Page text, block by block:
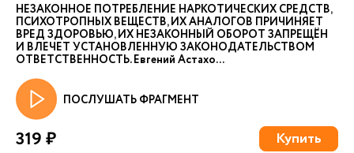
НЕЗАКОННОЕ ПОТРЕБЛЕНИЕ НАРКОТИЧЕСКИХ СРЕДСТВ,
ПСИХОТРОПНЫХ ВЕЩЕСТВ, ИХ АНАЛОГОВ ПРИЧИНЯЕТ
ВРЕД ЗДОРОВЬЮ, ИХ НЕЗАКОННЫЙ ОБОРОТ ЗАПРЕЩЁН
И ВЛЕЧЕТ УСТАНОВЛЕННУЮ ЗАКОНОДАТЕЛЬСТВОМ
ОТВЕТСТВЕННОСТЬ. Евгений Астахо...
ПОСЛУШАТЬ ФРАГМЕНТ
319 ₽ Купить